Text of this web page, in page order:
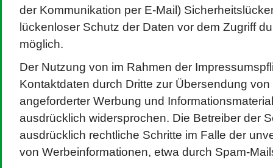
der Kommunikation per E-Mail)
lückenloser Schutz der Daten vor dem Zugriff
möglich.
Der Nutzung von im Rahmen der
Kontaktdaten durch Dritte zur Übersendung
angeforderter Werbung und
ausdrücklich widersprochen. Die Betreiber der
ausdrücklich rechtliche Schritte im Falle der
von Werbeinformationen, etwa durch Spam-